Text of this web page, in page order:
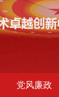
党风廉政